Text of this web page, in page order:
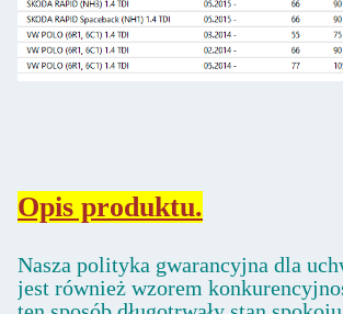
Opis produktu.
Nasza polityka gwarancyjna dla
jest również wzorem